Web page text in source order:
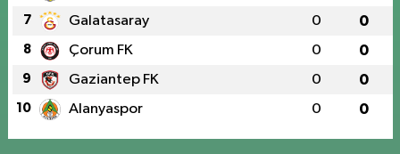
7 Galatasaray 0 0
8 Çorum FK 0 0
9 Gaziantep FK 0 0
10 Alanyaspor 0 0